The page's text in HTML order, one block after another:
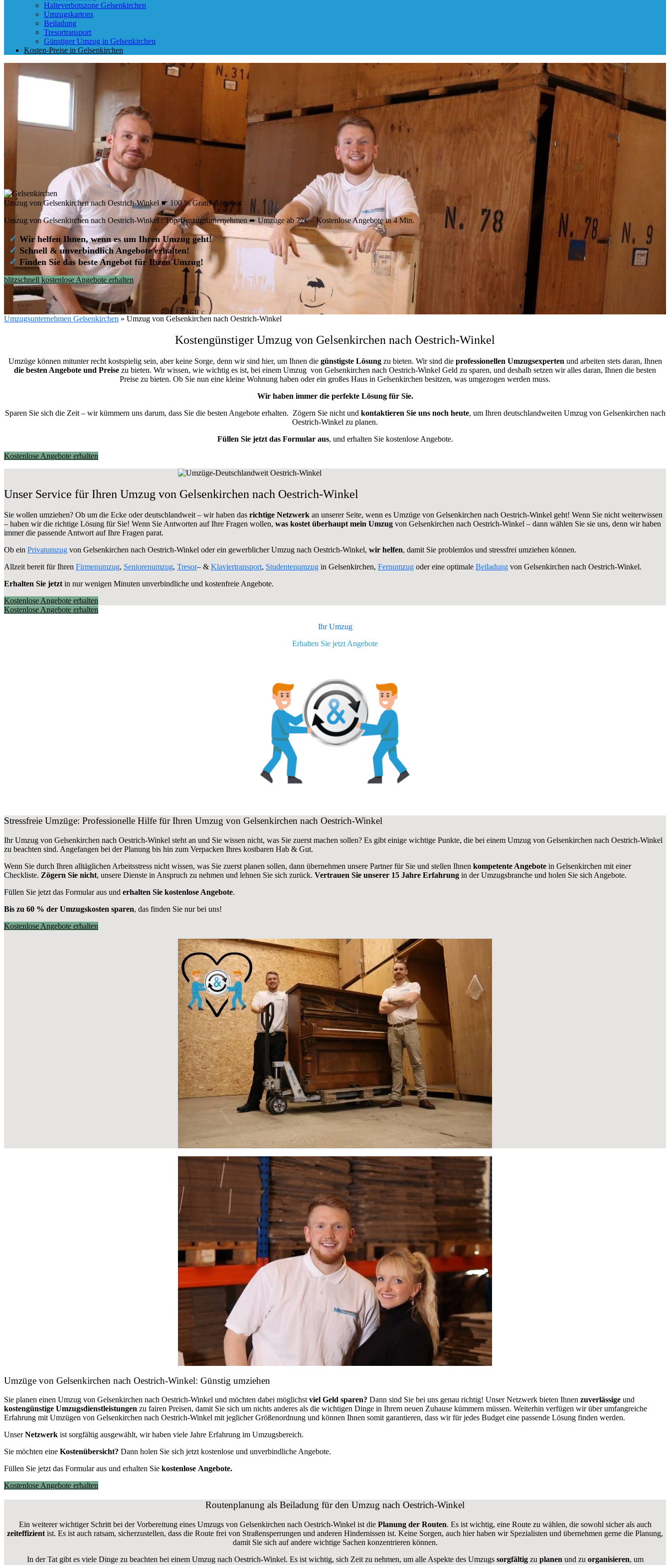
Halteverbotszone Gelsenkirchen
Umzugskartons
Beiladung
Tresortransport
Günstiger Umzug in Gelsenkirchen
Kosten-Preise in Gelsenkirchen
Umzug von Gelsenkirchen nach Oestrich-Winkel ☛ 100 % Gratis-Angebot
Umzug von Gelsenkirchen nach Oestrich-Winkel : Top-Umzugsunternehmen ➨ Umzüge ab 72€ – Kostenlose Angebote in 4 Min.
✓ Wir helfen Ihnen, wenn es um Ihren Umzug geht!
✓ Schnell & unverbindlich Angebote erhalten!
✓ Finden Sie das beste Angebot für Ihren Umzug!
blitzschnell kostenlose Angebote erhalten
Umzugsunternehmen Gelsenkirchen » Umzug von Gelsenkirchen nach Oestrich-Winkel
Kostengünstiger Umzug von Gelsenkirchen nach Oestrich-Winkel
Umzüge können mitunter recht kostspielig sein, aber keine Sorge, denn wir sind hier, um Ihnen die günstigste Lösungzu bieten. Wir sind die professionellen Umzugsexperten und arbeiten stets daran, Ihnen
die besten Angebote und Preise zu bieten. Wir wissen, wie wichtig es ist, bei einem Umzug von Gelsenkirchen nach Oestrich-Winkel Geld zu sparen, und deshalb setzen wir alles daran, Ihnen die besten
Preise zu bieten. Ob Sie nun eine kleine Wohnung haben oder ein großes Haus in Gelsenkirchen besitzen, was umgezogen werden muss.
Wir haben immer die perfekte Lösung für Sie.
Sparen Sie sich die Zeit – wir kümmern uns darum, dass Sie die besten Angebote erhalten. Zögern Sie nicht und kontaktieren Sie uns noch heute, um Ihren deutschlandweiten Umzug von Gelsenkirchen nach
Oestrich-Winkel zu planen.
Füllen Sie jetzt das Formular aus, und erhalten Sie kostenlose Angebote.
Kostenlose Angebote erhalten
Unser Service für Ihren Umzug von Gelsenkirchen nach Oestrich-Winkel
Sie wollen umziehen? Ob um die Ecke oder deutschlandweit – wir haben das richtige Netzwerk an unserer Seite, wenn es Umzüge von Gelsenkirchen nach Oestrich-Winkel geht! Wenn Sie nicht weiterwissen
– haben wir die richtige Lösung für Sie! Wenn Sie Antworten auf Ihre Fragen wollen, was kostet überhaupt mein Umzug von Gelsenkirchen nach Oestrich-Winkel – dann wählen Sie sie uns, denn wir haben
immer die passende Antwort auf Ihre Fragen parat.
Ob ein Privatumzug von Gelsenkirchen nach Oestrich-Winkel oder ein gewerblicher Umzug nach Oestrich-Winkel, wir helfen, damit Sie problemlos und stressfrei umziehen können.
Allzeit bereit für Ihren Firmenumzug, Seniorenumzug, Tresor– & Klaviertransport, Studentenumzug in Gelsenkirchen, Fernumzug oder eine optimale Beiladung von Gelsenkirchen nach Oestrich-Winkel.
Erhalten Sie jetztin nur wenigen Minuten unverbindliche und kostenfreie Angebote.
Kostenlose Angebote erhalten
Kostenlose Angebote erhalten
Ihr Umzug
Erhalten Sie jetzt Angebote
Stressfreie Umzüge: Professionelle Hilfe für Ihren Umzug von Gelsenkirchen nach Oestrich-Winkel
Ihr Umzug von Gelsenkirchen nach Oestrich-Winkel steht an und Sie wissen nicht, was Sie zuerst machen sollen? Es gibt einige wichtige Punkte, die bei einem Umzug von Gelsenkirchen nach Oestrich-Winkel
zu beachten sind. Angefangen bei der Planung bis hin zum Verpacken Ihres kostbaren Hab & Gut.
Wenn Sie durch Ihren alltäglichen Arbeitsstress nicht wissen, was Sie zuerst planen sollen, dann übernehmen unsere Partner für Sie und stellen Ihnen kompetente Angebote in Gelsenkirchen mit einer
Checkliste. Zögern Sie nicht, unsere Dienste in Anspruch zu nehmen und lehnen Sie sich zurück. Vertrauen Sie unserer 15 Jahre Erfahrung in der Umzugsbranche und holen Sie sich Angebote.
Füllen Sie jetzt das Formular aus und erhalten Sie kostenlose Angebote.
Bis zu 60 % der Umzugskosten sparen, das finden Sie nur bei uns!
Kostenlose Angebote erhalten
Umzüge von Gelsenkirchen nach Oestrich-Winkel: Günstig umziehen
Sie planen einen Umzug von Gelsenkirchen nach Oestrich-Winkel und möchten dabei möglichst viel Geld sparen? Dann sind Sie bei uns genau richtig! Unser Netzwerk bieten Ihnen zuverlässige und
kostengünstige Umzugsdienstleistungen zu fairen Preisen, damit Sie sich um nichts anderes als die wichtigen Dinge in Ihrem neuen Zuhause kümmern müssen. Weiterhin verfügen wir über umfangreiche
Erfahrung mit Umzügen von Gelsenkirchen nach Oestrich-Winkel mit jeglicher Größenordnung und können Ihnen somit garantieren, dass wir für jedes Budget eine passende Lösung finden werden.
UnserNetzwerk ist sorgfältig ausgewählt, wir haben viele Jahre Erfahrung im Umzugsbereich.
Sie möchten eine Kostenübersicht? Dann holen Sie sich jetzt kostenlose und unverbindliche Angebote.
Füllen Sie jetzt das Formular aus und erhalten Sie kostenlose Angebote.
Kostenlose Angebote erhalten
Routenplanung als Beiladung für den Umzug nach Oestrich-Winkel
Ein weiterer wichtiger Schritt bei der Vorbereitung eines Umzugs von Gelsenkirchen nach Oestrich-Winkel ist diePlanung der Routen. Es ist wichtig, eine Route zu wählen, die sowohl sicher als auch
zeiteffizient ist. Es ist auch ratsam, sicherzustellen, dass die Route frei von Straßensperrungen und anderen Hindernissen ist. Keine Sorgen, auch hier haben wir Spezialisten und übernehmen gerne die Planung,
damit Sie sich auf andere wichtige Sachen konzentrieren können.
In der Tat gibt es viele Dinge zu beachten bei einem Umzug nach Oestrich-Winkel. Es ist wichtig, sich Zeit zu nehmen, um alle Aspekte des Umzugs sorgfältigzu planen und zu organisieren, um